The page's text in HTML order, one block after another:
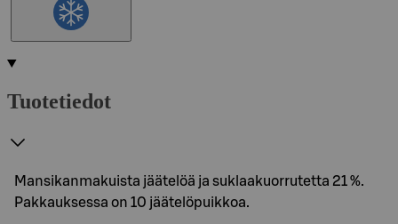
Tuotetiedot
Mansikanmakuista jäätelöä ja suklaakuorrutetta 21 %.
Pakkauksessa on 10 jäätelöpuikkoa.